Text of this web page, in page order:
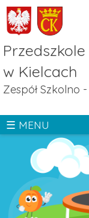
Skip
to
main
navigation
w Kielcach
Zespół Szkolno
☰ MENU